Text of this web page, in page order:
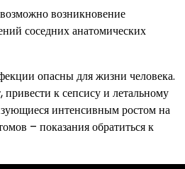
возникновение
соседних анатомических
опасны для жизни человека.
к сепсису и летальному
интенсивным ростом на
– показания обратиться к